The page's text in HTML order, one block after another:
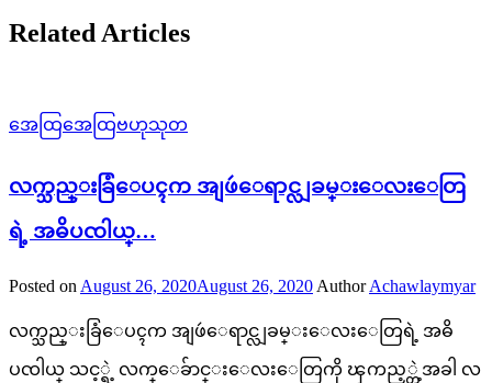
Related Articles
အေထြအေထြဗဟုသုတ
လက္သည္းခြံေပၚက အျဖဴေရာင္လျခမ္းေလးေတြ
ရဲ့ အဓိပၸါယ္…
Posted on August 26, 2020August 26, 2020 Author Achawlaymyar
လက္သည္းခြံေပၚက အျဖဴေရာင္လျခမ္းေလးေတြရဲ့ အဓိ
ပၸါယ္ သင့္ရဲ့ လက္ေခ်ာင္းေလးေတြကို ၾကည့္တဲ့အခါ လ